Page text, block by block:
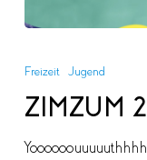
Freizeit Jugend
ZIMZUM